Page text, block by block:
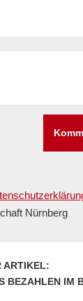
Nürnberg
BEZAHLEN IM